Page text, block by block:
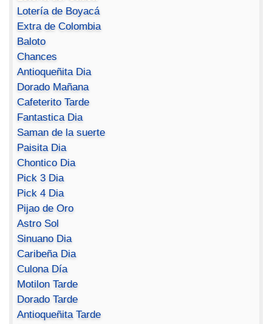
Lotería de Boyacá
Extra de Colombia
Baloto
Chances
Antioqueñita Dia
Dorado Mañana
Cafeterito Tarde
Fantastica Dia
Saman de la suerte
Paisita Dia
Chontico Dia
Pick 3 Dia
Pick 4 Dia
Pijao de Oro
Astro Sol
Sinuano Dia
Caribeña Dia
Culona Día
Motilon Tarde
Dorado Tarde
Antioqueñita Tarde